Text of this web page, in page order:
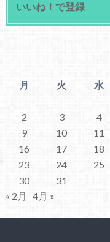
いいね！で登録
月
火 水
2
3 4
9
10 11
16
17 18
23
24 25
30
31
« 2月
4月 »